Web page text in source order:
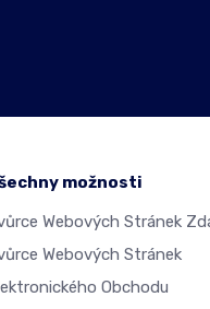
možnosti
Webových Stránek
Webových Stránek
Obchodu